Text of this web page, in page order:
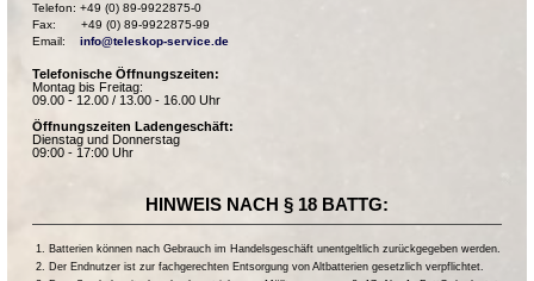
Telefon: +49 (0) 89-9922875-0
Fax:       +49 (0) 89-9922875-99
Email: info@teleskop-service.de
Telefonische Öffnungszeiten:
Montag bis Freitag:
09.00 - 12.00 / 13.00 - 16.00 Uhr
Öffnungszeiten Ladengeschäft:
Dienstag und Donnerstag
09:00 - 17:00 Uhr
HINWEIS NACH § 18 BATTG:
Batterien können nach Gebrauch im Handelsgeschäft unentgeltlich zurückgegeben werden.
Der Endnutzer ist zur fachgerechten Entsorgung von Altbatterien gesetzlich verpflichtet.